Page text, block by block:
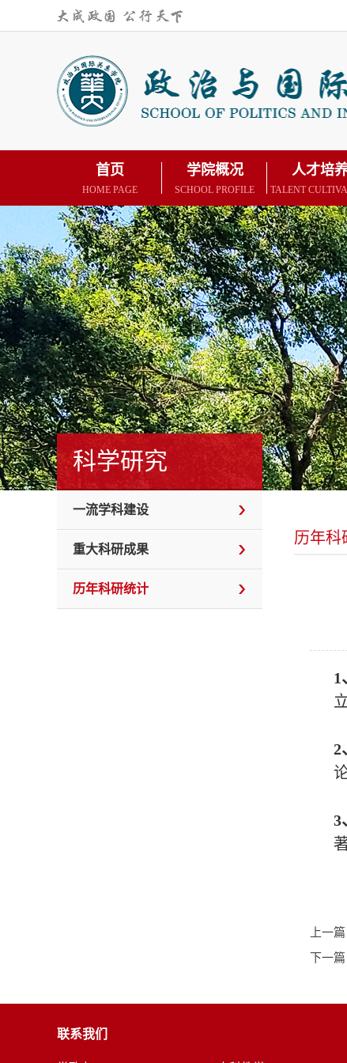
首页
HOME PAGE
学院概况
SCHOOL PROFILE
人才培
TALENT
科学研究
一流学科建设
重大科研成果
历年科研统计
历年科
1
2
3
上一篇
下一篇
联系我们